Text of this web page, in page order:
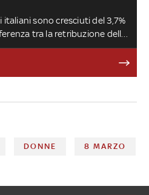
sono cresciuti del 3,7%
tra la retribuzione delle
colleghi. A ciò si aggiungono
e all’inattività
DONNE 8 MARZO